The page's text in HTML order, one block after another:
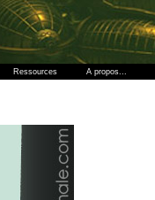
Ressources A propos...